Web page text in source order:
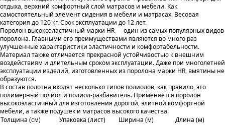
отдыха, верхний комфортный слой матрасов и мебели. Как
самостоятельный элемент сидения в мебели и матрасах. Весовая
категория до 120 кг. Срок эксплуатации до 12 лет.
Поролон высокоэластичный марки HR — один из самых популярных видов
поролона. Главными его преимуществами являются во много раз
улучшенные характеристики эластичности и комфортабельности.
Материал также отличается прекрасной устойчивостью к внешним
воздействиям и длительным сроком эксплуатации. Даже при многолетней
эксплуатации изделий, изготовленных из поролона марки HR, вмятины не
образуются.
В состав полотна входят несколько типов полиолов, как правило, это
полимерный полиол и полиол-разбавитель. Применяется поролон
высокоэластичный для изготовления дорогой, элитной комфортной
мебели, а также подушек и матрасов высокого качества.
Толщина (см)
Упаковка (лист) Ширина (м)
Длина (м)